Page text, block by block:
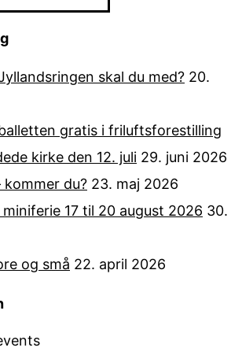
skal du med? 20.
gratis i friluftsforestilling
kirke den 12. juli 29. juni 2026
kommer du? 23. maj 2026
17 til 20 august 2026 30.
og små 22. april 2026